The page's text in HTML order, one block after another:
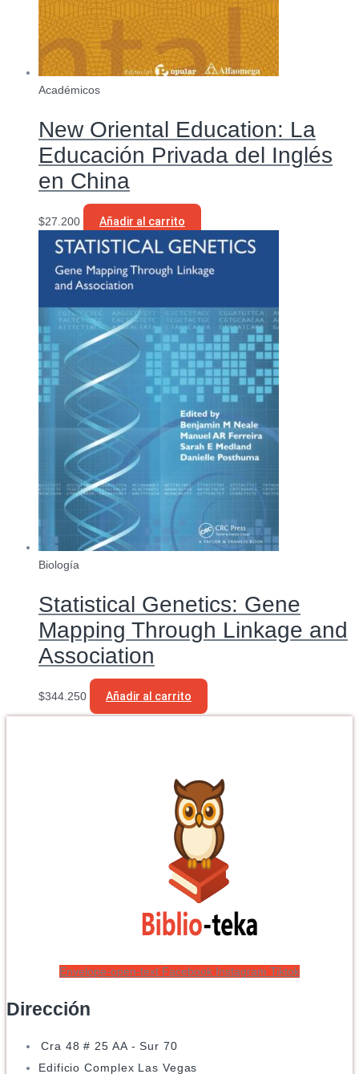
Académicos
New Oriental Education: La
Educación Privada del Inglés
en China
$27.200 Añadir al carrito
Biología
Statistical Genetics: Gene
Mapping Through Linkage and
Association
$344.250 Añadir al carrito
Envelope-open-text Facebook Instagram Tiktok
Dirección
Cra 48 # 25 AA - Sur 70
Edificio Complex Las Vegas